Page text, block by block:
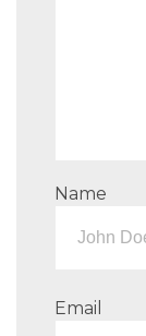
Name
Email